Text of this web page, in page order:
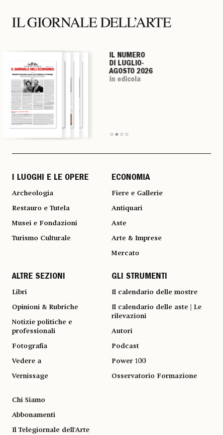
IL NUMERO
DI LUGLIO-
AGOSTO 2026
in edicola
IL NUMERO
DI LUGLIO-
AGOSTO 2026
in edicola
IL NUMERO
DI LUGLIO-
AGOSTO 2026
in edicola
IL NUMERO
DI LUGLIO-
AGOSTO 2026
in edicola
I LUOGHI E LE OPERE
Archeologia
Restauro e Tutela
Musei e Fondazioni
Turismo Culturale
ECONOMIA
Fiere e Gallerie
Antiquari
Aste
Arte & Imprese
Mercato
ALTRE SEZIONI
Libri
Opinioni & Rubriche
Notizie politiche e
professionali
Fotografia
Vedere a
Vernissage
GLI STRUMENTI
Il calendario delle mostre
Il calendario delle aste | Le
rilevazioni
Autori
Podcast
Power 100
Osservatorio Formazione
Chi Siamo
Abbonamenti
Il Telegiornale dell'Arte